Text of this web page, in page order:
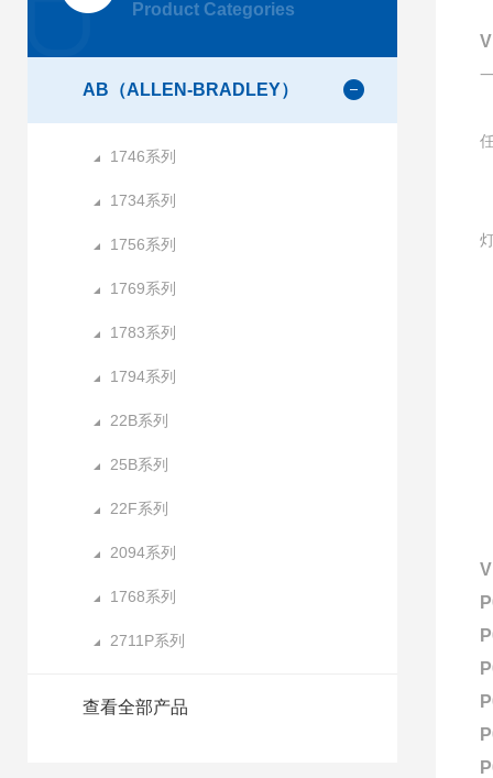
Product Categories
AB（ALLEN-BRADLEY）
1746系列
1734系列
1756系列
1769系列
1783系列
1794系列
22B系列
25B系列
22F系列
2094系列
1768系列
2711P系列
查看全部产品